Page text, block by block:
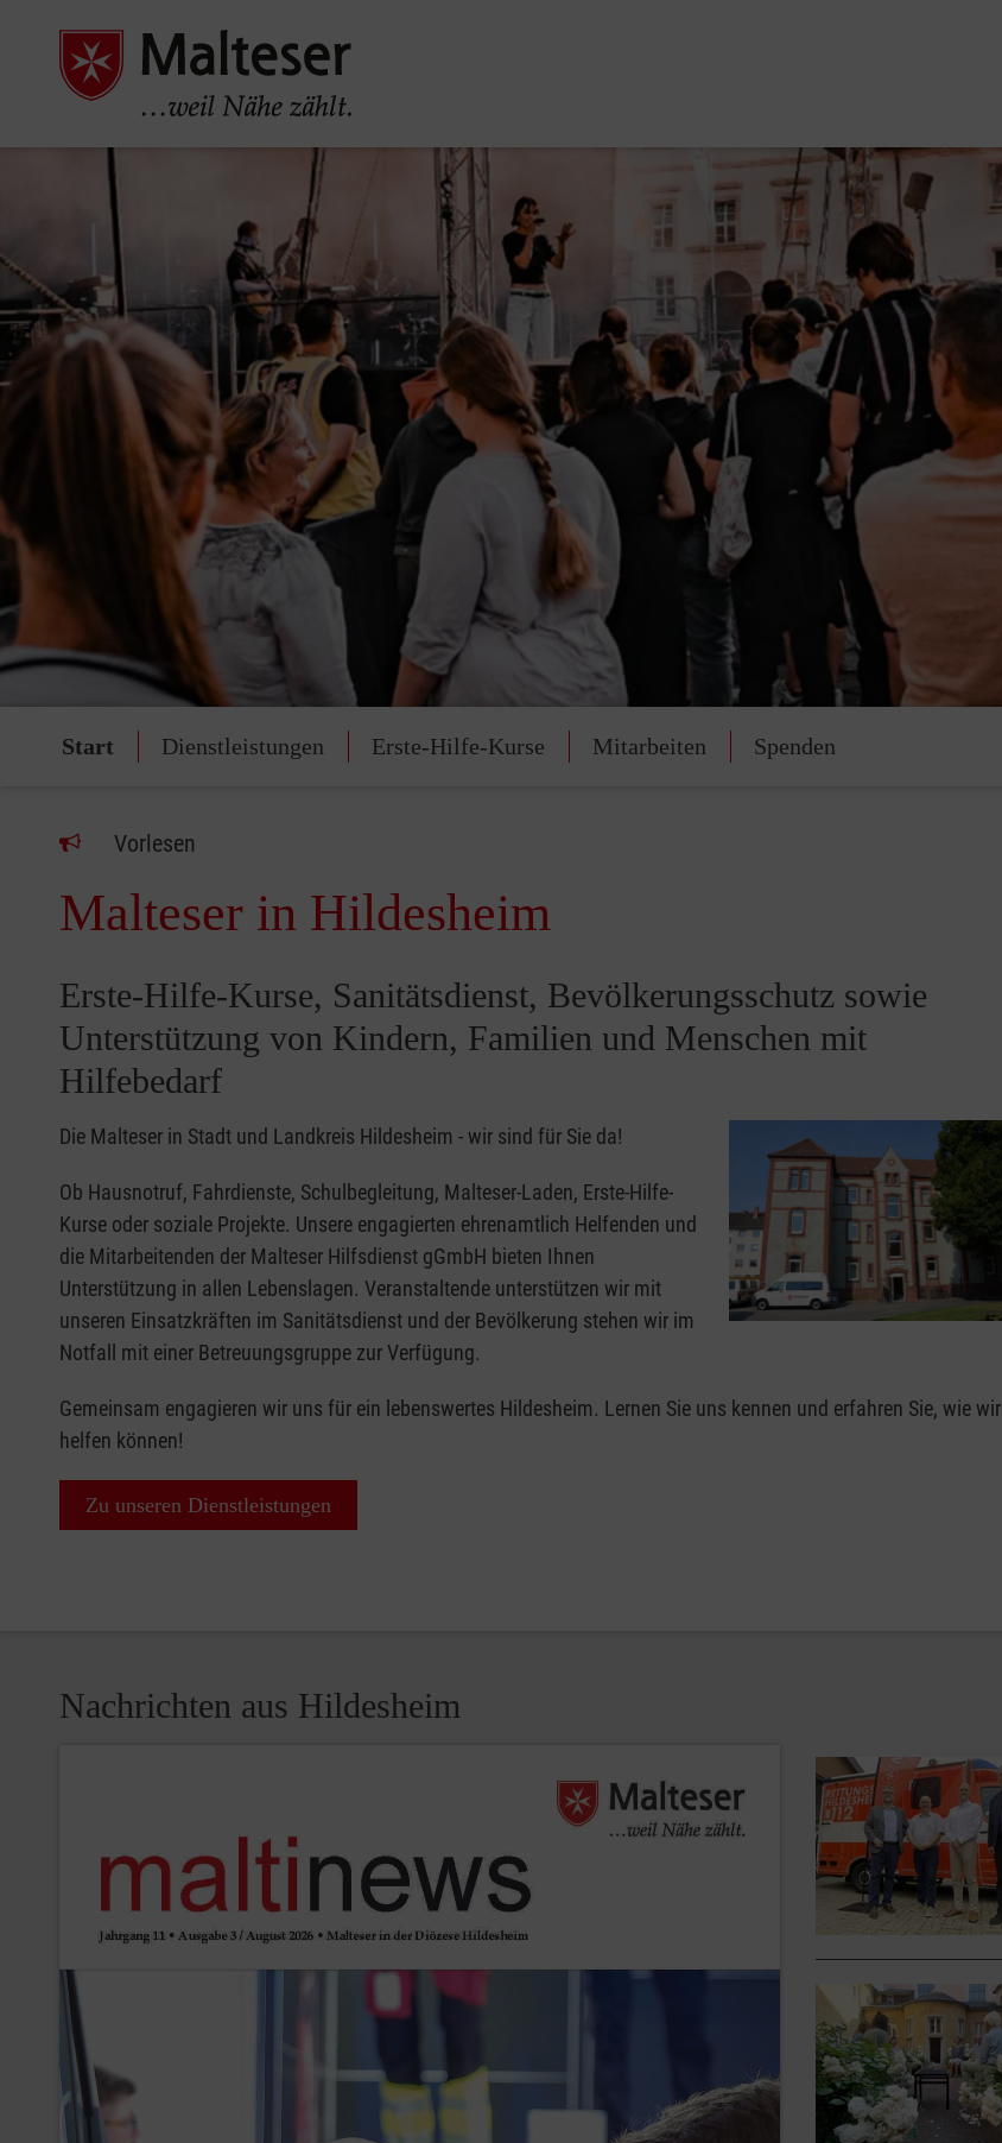
Start Dienstleistungen Erste-Hilfe-Kurse Mitarbeiten Spenden
Vorlesen
Malteser in Hildesheim
Erste-Hilfe-Kurse, Sanitätsdienst, Bevölkerungsschutz sowie
Unterstützung von Kindern, Familien und Menschen mit
Hilfebedarf
Die Malteser in Stadt und Landkreis Hildesheim - wir sind für Sie da!
Ob Hausnotruf, Fahrdienste, Schulbegleitung, Malteser-Laden, Erste-Hilfe-
Kurse oder soziale Projekte. Unsere engagierten ehrenamtlich Helfenden und
die Mitarbeitenden der Malteser Hilfsdienst gGmbH bieten Ihnen
Unterstützung in allen Lebenslagen. Veranstaltende unterstützen wir mit
unseren Einsatzkräften im Sanitätsdienst und der Bevölkerung stehen wir im
Notfall mit einer Betreuungsgruppe zur Verfügung.
Gemeinsam engagieren wir uns für ein lebenswertes Hildesheim. Lernen Sie uns kennen und erfahren Sie, wie wir
helfen können!
Zu unseren Dienstleistungen
Nachrichten aus Hildesheim